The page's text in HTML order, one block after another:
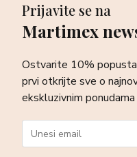
Newsletter
sve o najnovijim
ponudama te posebnim
Prijavite se na
Martimex
Ostvarite 10%
prvi otkrijte sve o
ekskluzivnim